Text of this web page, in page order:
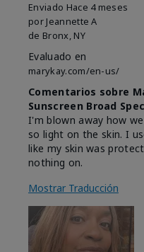
Enviado Hace 4 meses
por Jeannette A
de Bronx, NY
Evaluado en
marykay.com/en-us/
Comentarios sobre
Sunscreen Broad
I'm blown away how
so light on the skin. I
like my skin was
nothing on.
Mostrar Traducción